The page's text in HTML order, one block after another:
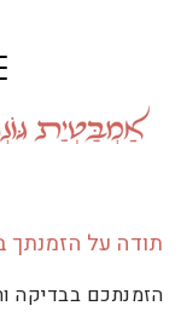
תודה על הזמנתך
הזמנתכם בבדיקה